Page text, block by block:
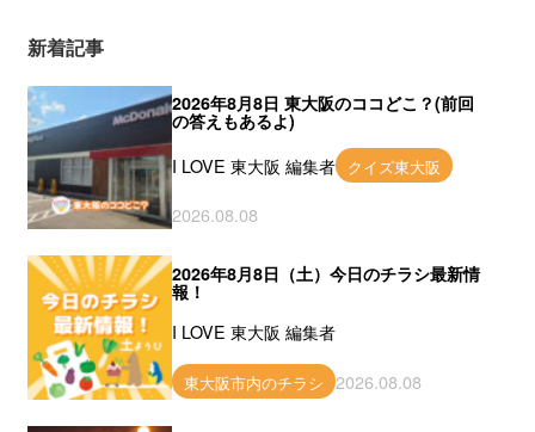
新着記事
2026年8月8日 東大阪のココどこ？(前回
の答えもあるよ)
I LOVE 東大阪 編集者 クイズ東大阪
2026.08.08
2026年8月8日（土）今日のチラシ最新情
報！
I LOVE 東大阪 編集者
東大阪市内のチラシ 2026.08.08